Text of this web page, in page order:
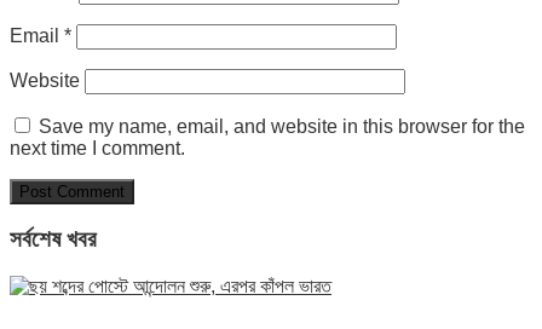
Email *
Website
Save my name, email, and website in this browser for the
next time I comment.
সর্বশেষ খবর